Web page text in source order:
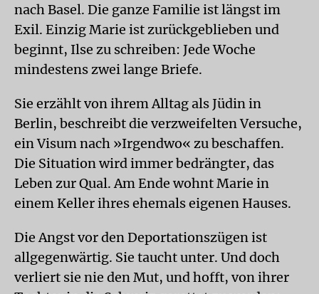
nach Basel. Die ganze Familie ist längst im
Exil. Einzig Marie ist zurückgeblieben und
beginnt, Ilse zu schreiben: Jede Woche
mindestens zwei lange Briefe.
Sie erzählt von ihrem Alltag als Jüdin in
Berlin, beschreibt die verzweifelten Versuche,
ein Visum nach »Irgendwo« zu beschaffen.
Die Situation wird immer bedrängter, das
Leben zur Qual. Am Ende wohnt Marie in
einem Keller ihres ehemals eigenen Hauses.
Die Angst vor den Deportationszügen ist
allgegenwärtig. Sie taucht unter. Und doch
verliert sie nie den Mut, und hofft, von ihrer